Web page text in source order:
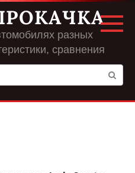
разных
сравнения